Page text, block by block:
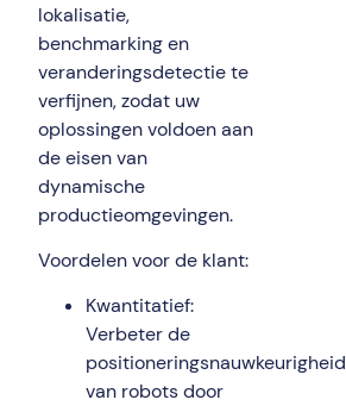
lokalisatie,
benchmarking en
veranderingsdetectie te
verfijnen, zodat uw
oplossingen voldoen aan
de eisen van
dynamische
productieomgevingen.
Voordelen voor de klant:
Kwantitatief:
Verbeter de
positioneringsnauwkeurigheid
van robots door